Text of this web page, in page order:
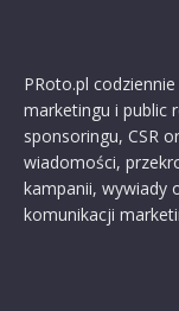
PRoto.pl
marketingu i public
sponsoringu, CSR
wiadomości,
kampanii, wywiady
komunikacji